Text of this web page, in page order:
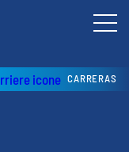
CARRERAS